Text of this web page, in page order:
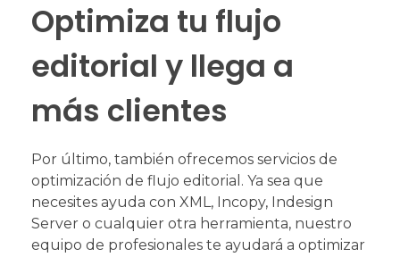
Optimiza tu flujo
editorial y llega a
más clientes
Por último, también ofrecemos servicios de
optimización de flujo editorial. Ya sea que
necesites ayuda con XML, Incopy, Indesign
Server o cualquier otra herramienta, nuestro
equipo de profesionales te ayudará a optimizar